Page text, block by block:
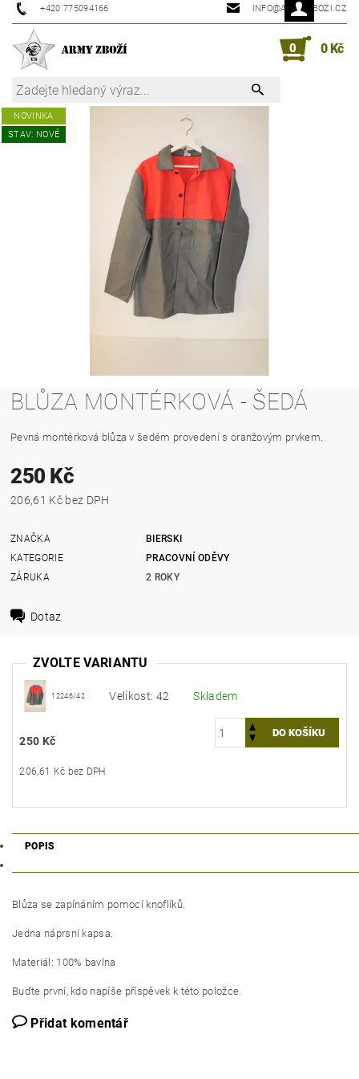
+420 775094166 INFO@ARMYZBOZI.CZ
0 0 Kč
NOVINKA
STAV: NOVÉ
BLŮZA MONTÉRKOVÁ - ŠEDÁ
Pevná montérková blůza v šedém provedení s oranžovým prvkem.
250 Kč
206,61 Kč bez DPH
ZNAČKA
BIERSKI
KATEGORIE
PRACOVNÍ ODĚVY
ZÁRUKA
2 ROKY
Dotaz
ZVOLTE VARIANTU
12246/42 Velikost: 42 Skladem
250 Kč
206,61 Kč bez DPH
POPIS
Blůza se zapínáním pomocí knoflíků.
Jedna náprsní kapsa.
Materiál: 100% bavlna
Buďte první, kdo napíše příspěvek k této položce.
Přidat komentář